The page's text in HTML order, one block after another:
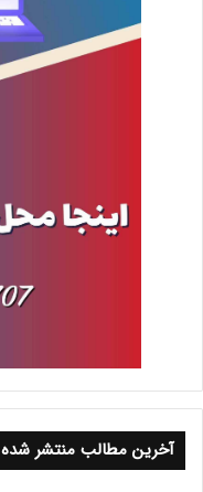
آخرین مطالب منتشر شده